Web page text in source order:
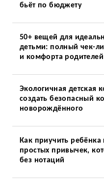
бьёт по бюджету
50+ вещей для
детьми: полный чек-
и комфорта родителей
Экологичная детская
создать безопасный
новорождённого
Как приучить ребёнка
простых привычек,
без нотаций